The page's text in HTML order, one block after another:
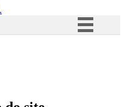
Acesso à informação